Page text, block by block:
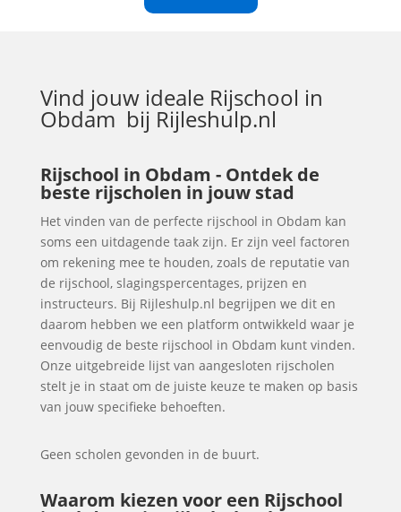
Vind jouw ideale Rijschool in
Obdam bij Rijleshulp.nl
Rijschool in Obdam - Ontdek de
beste rijscholen in jouw stad
Het vinden van de perfecte rijschool in Obdam kan
soms een uitdagende taak zijn. Er zijn veel factoren
om rekening mee te houden, zoals de reputatie van
de rijschool, slagingspercentages, prijzen en
instructeurs. Bij Rijleshulp.nl begrijpen we dit en
daarom hebben we een platform ontwikkeld waar je
eenvoudig de beste rijschool in Obdam kunt vinden.
Onze uitgebreide lijst van aangesloten rijscholen
stelt je in staat om de juiste keuze te maken op basis
van jouw specifieke behoeften.
Geen scholen gevonden in de buurt.
Waarom kiezen voor een Rijschool